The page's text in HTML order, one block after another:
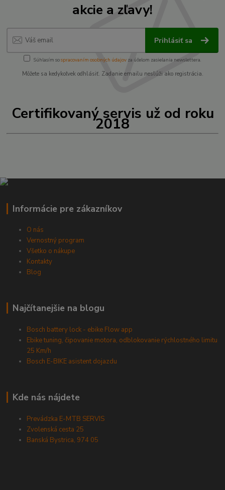
akcie a zľavy!
Prihlásiť sa
Súhlasím sospracovaním osobných údajov za účelom zasielania newslettera.
Môžete sa kedykoľvek odhlásiť. Zadanie emailu neslúži ako registrácia.
Certifikovaný servis už od roku
2018
Informácie pre zákazníkov
O nás
Vernostný program
Všetko o nákupe
Kontakty
Blog
Najčítanejšie na blogu
Bosch battery lock - ebike Flow app
Ebike tuning, čipovanie motora, odblokovanie rýchlostného limitu
25 Km/h
Bosch E-BIKE asistent dojazdu
Kde nás nájdete
Prevádzka E-MTB SERVIS
Zvolenská cesta 25
Banská Bystrica, 974 05